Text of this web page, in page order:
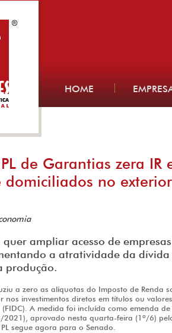
HOME
de Garantias zera
domiciliados no exterior
ampliar acesso de
a atratividade da dívida
produção.
a zero as alíquotas do Imposto de Renda
nos investimentos diretos em títulos ou
A medida foi incluída como emenda
2021), aprovado nesta quarta-feira (1º/6)
segue agora para o Senado.